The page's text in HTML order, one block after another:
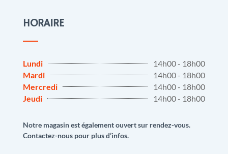
HORAIRE
Lundi
14h00 - 18h00
Mardi
14h00 - 18h00
Mercredi
14h00 - 18h00
Jeudi
14h00 - 18h00
Notre magasin est également ouvert sur rendez-vous.
Contactez-nous pour plus d’infos.